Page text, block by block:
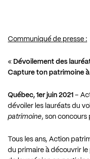
Communiqué de presse :
« Dévoilement des
Capture ton patrimoine
Québec, 1er juin 2021 –
dévoiler les lauréats du
patrimoine, son
Tous les ans, Action
du primaire à découvrir